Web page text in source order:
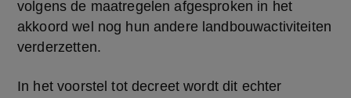
volgens de maatregelen afgesproken in het
akkoord wel nog hun andere landbouwactiviteiten
verderzetten.
In het voorstel tot decreet wordt dit echter